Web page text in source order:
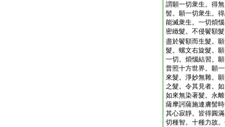
謂願一切衆生。得
髻。願一切衆生。
能滅衆生。一切煩
密緻髮。不侵鬢額
盡於鬢額而生髮。
髮。螺文右旋髮。
一切。煩惱結習。
普照十方世界。願
來髮。淨妙無雜。
之髮。令其見者。
如來無染著髮。永
薩摩訶薩施連膚髻
其心寂靜。皆得圓
切種智。十種力故